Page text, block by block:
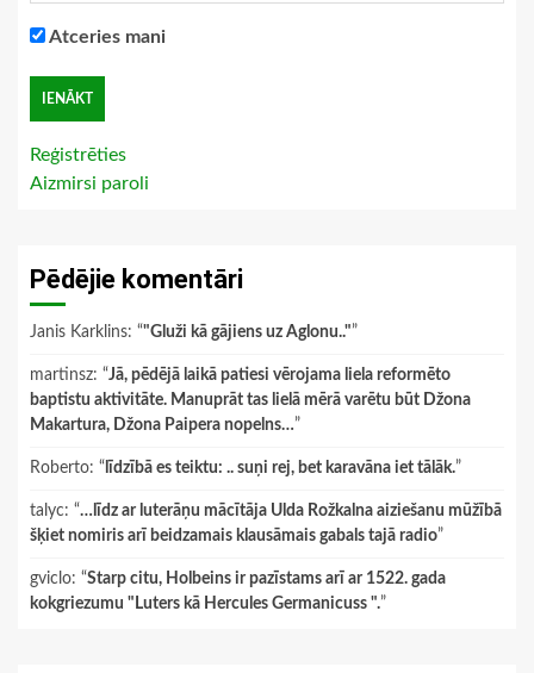
Atceries mani
Reģistrēties
Aizmirsi paroli
Pēdējie komentāri
Janis Karklins: “"Gluži kā gājiens uz Aglonu.."”
martinsz: “Jā, pēdējā laikā patiesi vērojama liela reformēto
baptistu aktivitāte. Manuprāt tas lielā mērā varētu būt Džona
Makartura, Džona Paipera nopelns…”
Roberto: “ līdzībā es teiktu: .. suņi rej, bet karavāna iet tālāk.”
talyc: “…līdz ar luterāņu mācītāja Ulda Rožkalna aiziešanu mūžībā
šķiet nomiris arī beidzamais klausāmais gabals tajā radio”
gviclo: “Starp citu, Holbeins ir pazīstams arī ar 1522. gada
kokgriezumu "Luters kā Hercules Germanicuss ".”